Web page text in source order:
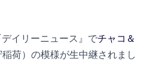
イリーニュース』でチャコ＆
稲荷）の模様が生中継されまし